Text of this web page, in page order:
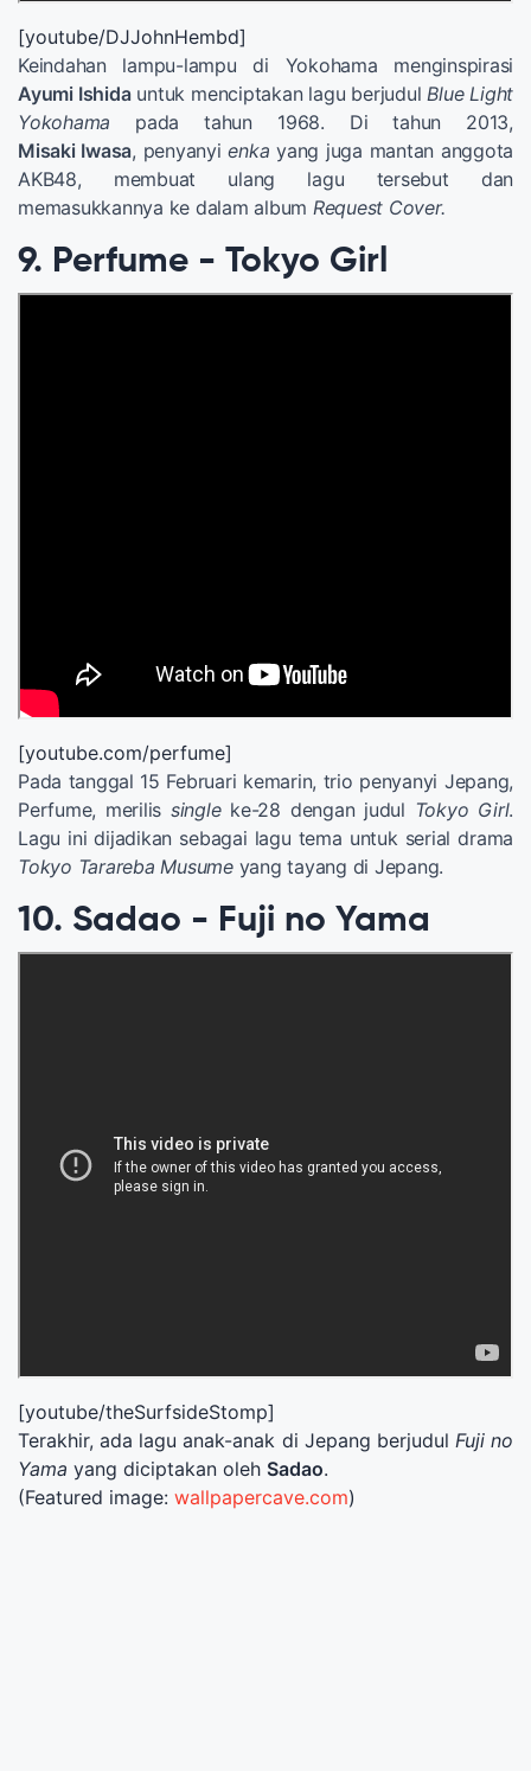
[youtube/DJJohnHembd]
Keindahan lampu-lampu di Yokohama menginspirasi
Ayumi Ishidauntuk menciptakan lagu berjudul Blue Light
Yokohama pada tahun 1968. Di tahun 2013,
Misaki Iwasa, penyanyienka yang juga mantan anggota
AKB48, membuat ulang lagu tersebut dan
memasukkannya ke dalam album Request Cover.
9. Perfume - Tokyo Girl
[youtube.com/perfume]
Pada tanggal 15 Februari kemarin, trio penyanyi Jepang,
Perfume, merilis singleke-28 dengan judul Tokyo Girl.
Lagu ini dijadikan sebagai lagu tema untuk serial drama
Tokyo Tarareba Musumeyang tayang di Jepang.
10. Sadao - Fuji no Yama
[youtube/theSurfsideStomp]
Terakhir, ada lagu anak-anak di Jepang berjudul Fuji no
Yama yang diciptakan oleh Sadao.
(Featured image: wallpapercave.com)